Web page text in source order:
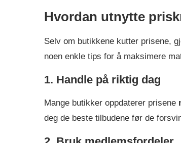
Hvordan utnytte
Selv om butikkene kutter prisene,
noen enkle tips for å maksimere
1. Handle på riktig dag
Mange butikker oppdaterer prisene
deg de beste tilbudene før de